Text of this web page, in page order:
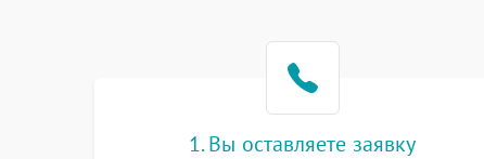
1. Вы оставляете заявку